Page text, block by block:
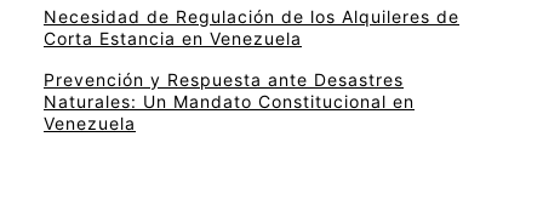
Necesidad de Regulación de los Alquileres de
Corta Estancia en Venezuela
Prevención y Respuesta ante Desastres
Naturales: Un Mandato Constitucional en
Venezuela